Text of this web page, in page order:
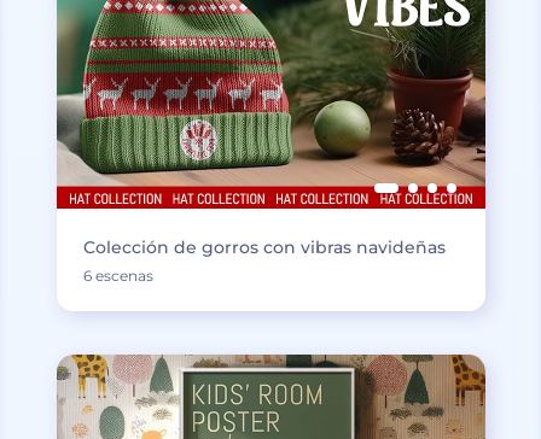
Colección de gorros con vibras navideñas
6 escenas